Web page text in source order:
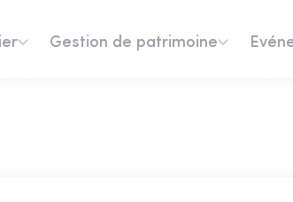
Gestion de patrimoine